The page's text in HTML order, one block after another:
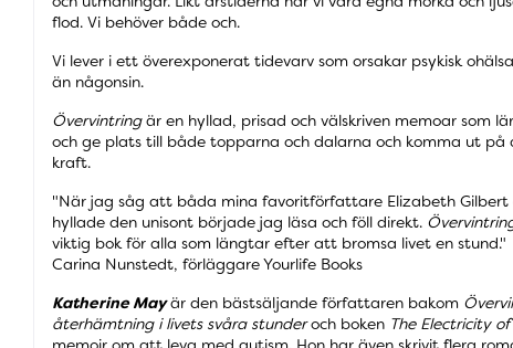
flod. Vi behöver både och.
Vi lever i ett överexponerat tidevarv som orsakar psykisk
än någonsin.
Övervintringär en hyllad, prisad och välskriven memoar som
och ge plats till både topparna och dalarna och komma ut på
kraft.
"När jag såg att båda mina favoritförfattare Elizabeth Gilbert
hyllade den unisont började jag läsa och föll direkt.
viktig bok för alla som längtar efter att bromsa livet en stund."
Carina Nunstedt, förläggare Yourlife Books
Katherine Mayär den bästsäljande författaren bakom
återhämtning i livets svåra stunderoch boken The Electricity